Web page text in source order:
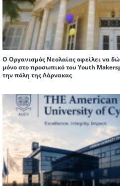
Ο Οργανισμός Νεολαίας οφείλει να
μόνο στο προσωπικό του Youth
την πόλη της Λάρνακας